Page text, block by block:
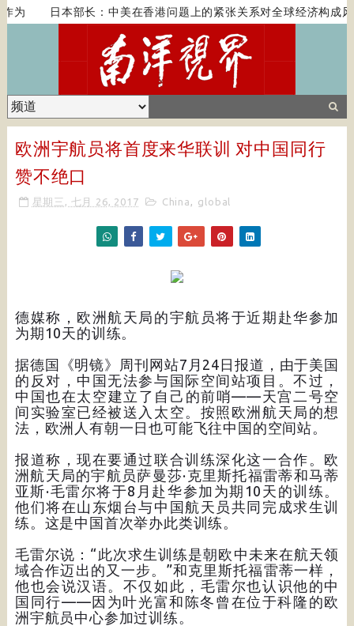
为 日本部长：中美在香港问题上的紧张关系对全球经济构成风
欧洲宇航员将首度来华联训 对中国同行
赞不绝口
星期三, 七月 26, 2017 China , global
德媒称，欧洲航天局的宇航员将于近期赴华参加
为期10天的训练。
据德国《明镜》周刊网站7月24日报道，由于美国
的反对，中国无法参与国际空间站项目。不过，
中国也在太空建立了自己的前哨——天宫二号空
间实验室已经被送入太空。按照欧洲航天局的想
法，欧洲人有朝一日也可能飞往中国的空间站。
报道称，现在要通过联合训练深化这一合作。欧
洲航天局的宇航员萨曼莎·克里斯托福雷蒂和马蒂
亚斯·毛雷尔将于8月赴华参加为期10天的训练。
他们将在山东烟台与中国航天员共同完成求生训
练。这是中国首次举办此类训练。
毛雷尔说：“此次求生训练是朝欧中未来在航天领
域合作迈出的又一步。”和克里斯托福雷蒂一样，
他也会说汉语。不仅如此，毛雷尔也认识他的中
国同行——因为叶光富和陈冬曾在位于科隆的欧
洲宇航员中心参加过训练。